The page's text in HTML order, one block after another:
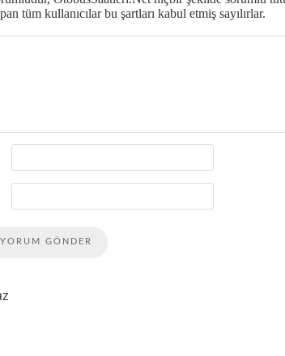
tüm kullanıcılar bu şartları kabul etmiş sayılırlar.